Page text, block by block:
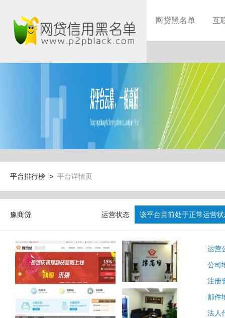
网贷黑名单 互
平台排行榜 > 平台详情页
豫商贷 运营状态 该平台目前处于正常运营
运营
公司
注册
邮件
法人